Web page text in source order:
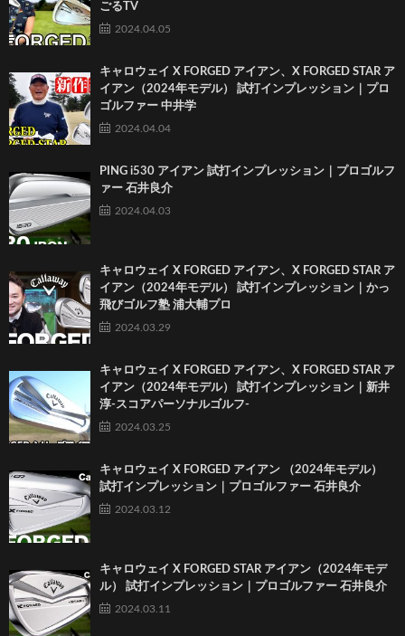
ごるTV
2024.04.05
キャロウェイ X FORGED アイアン、X FORGED STAR ア
イアン（2024年モデル） 試打インプレッション｜プロ
ゴルファー 中井学
2024.04.04
PING i530 アイアン 試打インプレッション｜プロゴルフ
ァー 石井良介
2024.04.03
キャロウェイ X FORGED アイアン、X FORGED STAR ア
イアン（2024年モデル） 試打インプレッション｜かっ
飛びゴルフ塾 浦大輔プロ
2024.03.29
キャロウェイ X FORGED アイアン、X FORGED STAR ア
イアン（2024年モデル） 試打インプレッション｜新井
淳-スコアパーソナルゴルフ-
2024.03.25
キャロウェイ X FORGED アイアン （2024年モデル）
試打インプレッション｜プロゴルファー 石井良介
2024.03.12
キャロウェイ X FORGED STAR アイアン（2024年モデ
ル） 試打インプレッション｜プロゴルファー 石井良介
2024.03.11